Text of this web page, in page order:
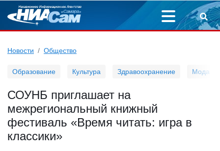
Новости Общество
Образование Культура Здравоохранение Мода
СОУНБ приглашает на
межрегиональный книжный
фестиваль «Время читать: игра в
классики»